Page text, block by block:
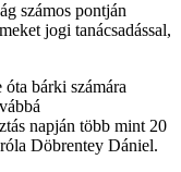
számos pontján
jogi tanácsadással,
bárki számára
napján több mint 20
Döbrentey Dániel.